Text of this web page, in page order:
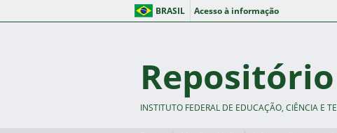
BRASIL Acesso à informação
INSTITUTO FEDERAL DE EDUCAÇÃO, CIÊNCIA E